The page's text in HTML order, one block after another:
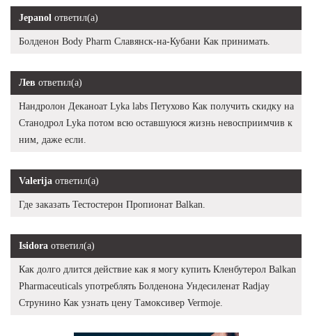
Jepanol ответил(а)
Болденон Body Pharm Славянск-на-Кубани Как принимать.
Лев ответил(а)
Нандролон Деканоат Lyka labs Петухово Как получить скидку на
Станодрол Lyka потом всю оставшуюся жизнь невосприимчив к
ним, даже если.
Valerija ответил(а)
Где заказать Тестостерон Пропионат Balkan.
Isidora ответил(а)
Как долго длится действие как я могу купить Кленбутерол Balkan
Pharmaceuticals употреблять Болденона Ундесиленат Radjay
Струнино Как узнать цену Тамоксивер Vermoje.